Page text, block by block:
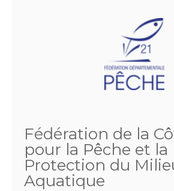
Fédération de la
pour la Pêche et la
Protection du
Aquatique